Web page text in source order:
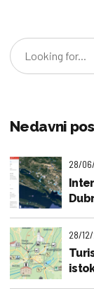
Nedavni
28/
28/